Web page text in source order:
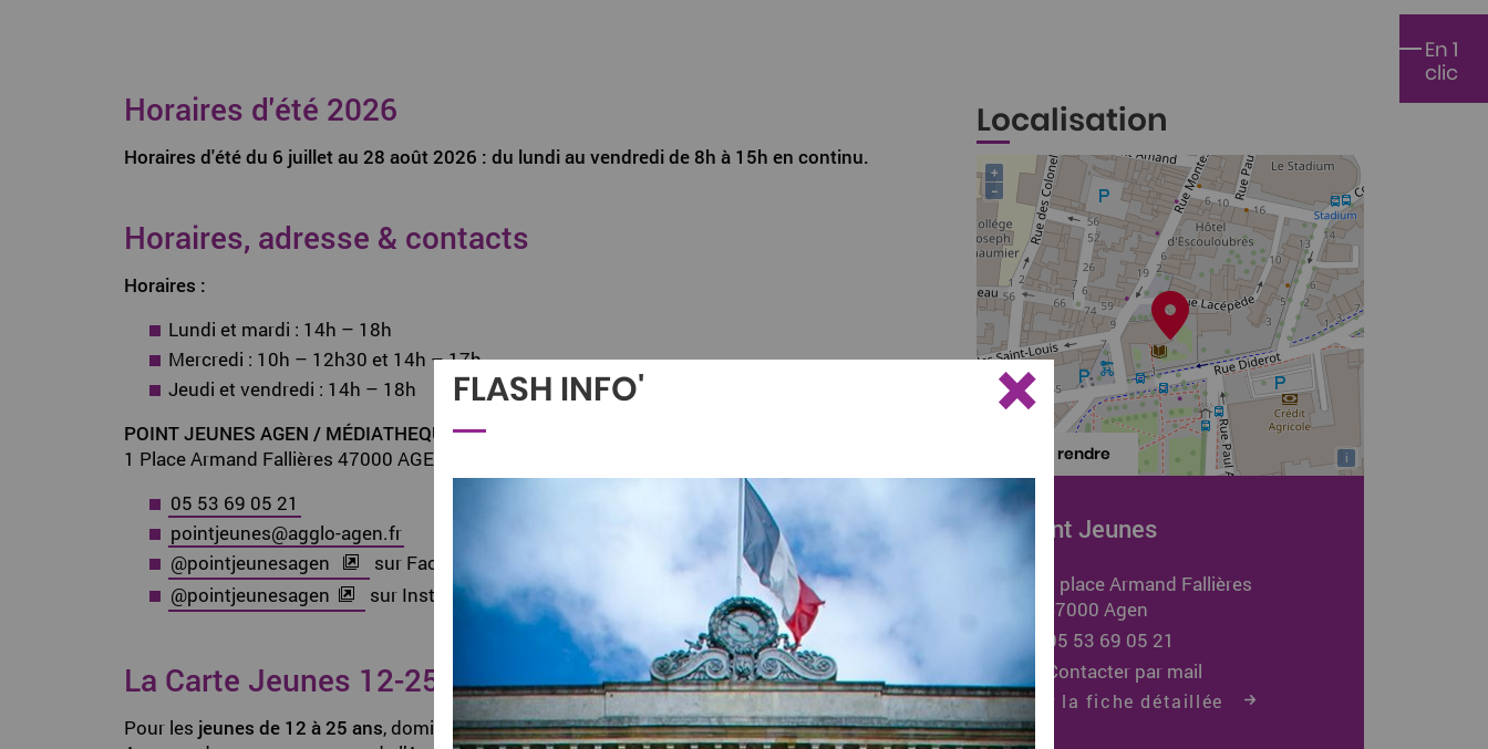
En 1
clic
Horaires d'été 2026
Horaires d'été du 6 juillet au 28 août 2026 : du lundi au vendredi de 8h à 15h en continu.
Horaires, adresse & contacts
Horaires :
Lundi et mardi : 14h – 18h
Mercredi : 10h – 12h30 et 14h – 17h
Jeudi et vendredi : 14h – 18h
POINT JEUNES AGEN / MÉDIATHEQUE
1 Place Armand Fallières 47000 AGEN
05 53 69 05 21
pointjeunes@agglo-agen.fr
@pointjeunesagen
sur Facebook
@pointjeunesagen
sur Instagram
La Carte Jeunes 12-25 ans
Pour les jeunes de 12 à 25 ans, domiciliés ou scolarisés sur
Localisation
+
−
i
S'y rendre
Point Jeunes
1 place Armand Fallières
47000 Agen
05 53 69 05 21
Contacter par mail
Voir la fiche détaillée
×
FLASH INFO'